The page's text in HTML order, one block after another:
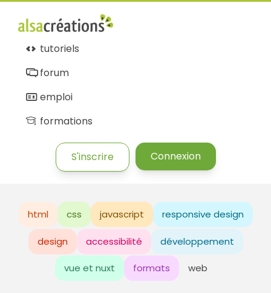
tutoriels
forum
emploi
formations
S'inscrire Connexion
html css javascript responsive design
design accessibilité développement
vue et nuxt formats web